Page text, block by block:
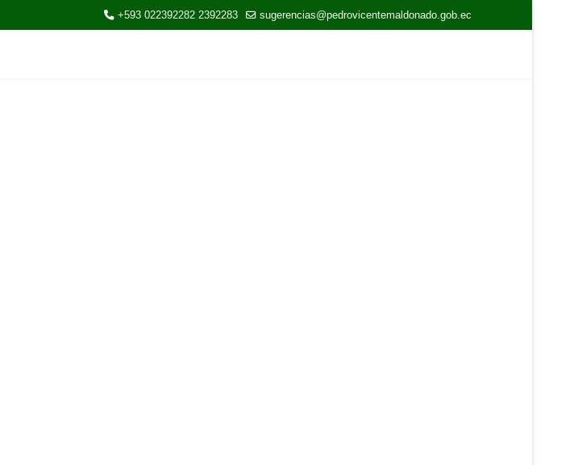
+593 022392282 2392283 sugerencias@pedrovicentemaldonado.gob.ec